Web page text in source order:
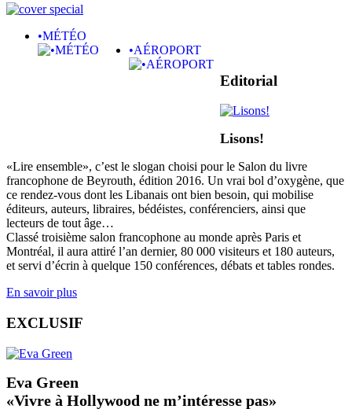
•MÉTÉO
•AÉROPORT
Editorial
Lisons!
«Lire ensemble», c’est le slogan choisi pour le Salon du livre
francophone de Beyrouth, édition 2016. Un vrai bol d’oxygène, que
ce rendez-vous dont les Libanais ont bien besoin, qui mobilise
éditeurs, auteurs, libraires, bédéistes, conférenciers, ainsi que
lecteurs de tout âge…
Classé troisième salon francophone au monde après Paris et
Montréal, il aura attiré l’an dernier, 80 000 visiteurs et 180 auteurs,
et servi d’écrin à quelque 150 conférences, débats et tables rondes.
En savoir plus
EXCLUSIF
Eva Green
«Vivre à Hollywood ne m’intéresse pas»